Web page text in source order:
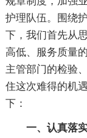
护理队伍。围绕
下，我们首先从
高低、服务质量
主管部门的检验
住这次难得的机
下：
一、认真落